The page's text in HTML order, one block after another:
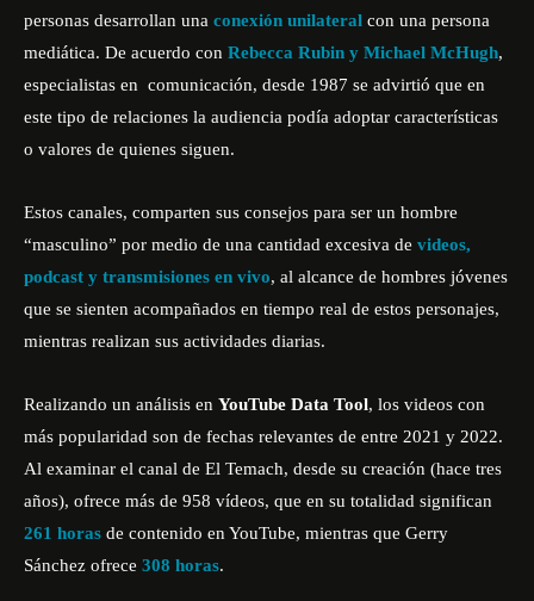
personas desarrollan una conexión unilateral con una persona
mediática. De acuerdo con Rebecca Rubin y Michael McHugh,
especialistas en comunicación, desde 1987 se advirtió que en
este tipo de relaciones la audiencia podía adoptar características
o valores de quienes siguen.
Estos canales, comparten sus consejos para ser un hombre
“masculino” por medio de una cantidad excesiva de videos,
podcast y transmisiones en vivo, al alcance de hombres jóvenes
que se sienten acompañados en tiempo real de estos personajes,
mientras realizan sus actividades diarias.
Realizando un análisis en YouTube Data Tool, los videos con
más popularidad son de fechas relevantes de entre 2021 y 2022.
Al examinar el canal de El Temach, desde su creación (hace tres
años), ofrece más de 958 vídeos, que en su totalidad significan
261 horas de contenido en YouTube, mientras que Gerry
Sánchez ofrece 308 horas.